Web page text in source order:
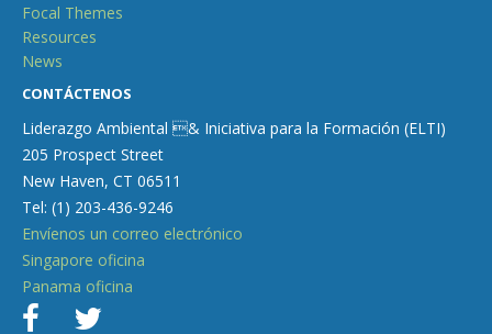
Focal Themes
Resources
News
CONTÁCTENOS
Liderazgo Ambiental & Iniciativa para la Formación (ELTI)
205 Prospect Street
New Haven, CT 06511
Tel: (1) 203-436-9246
Envíenos un correo electrónico
Singapore oficina
Panama oficina